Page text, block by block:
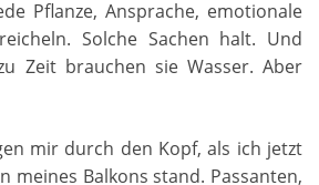
Pflanze, Ansprache, emotionale
Solche Sachen halt. Und
Zeit brauchen sie Wasser. Aber
mir durch den Kopf, als ich jetzt
meines Balkons stand. Passanten,